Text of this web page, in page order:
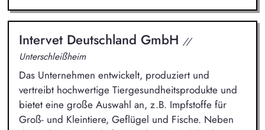
Intervet Deutschland GmbH //
Unterschleißheim
Das Unternehmen entwickelt, produziert und
vertreibt hochwertige Tiergesundheitsprodukte und
bietet eine große Auswahl an, z.B. Impfstoffe für
Groß- und Kleintiere, Geflügel und Fische. Neben